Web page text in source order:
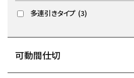
多連引きタイプ (3)
可動間仕切